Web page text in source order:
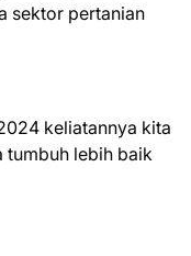
sektor pertanian
keliatannya kita
tumbuh lebih baik